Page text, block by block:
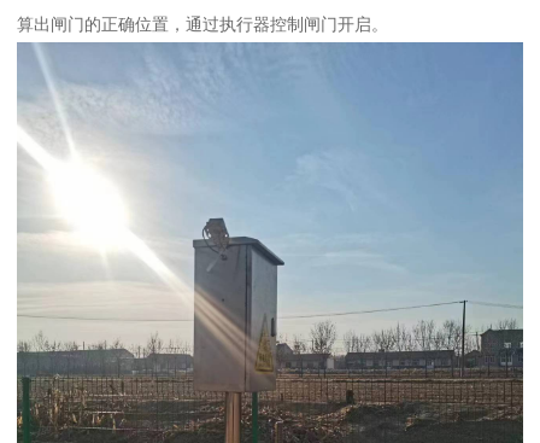
算出闸门的正确位置，通过执行器控制闸门开启。